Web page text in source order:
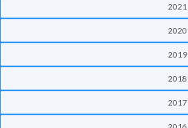
2021
2020
2019
2018
2017